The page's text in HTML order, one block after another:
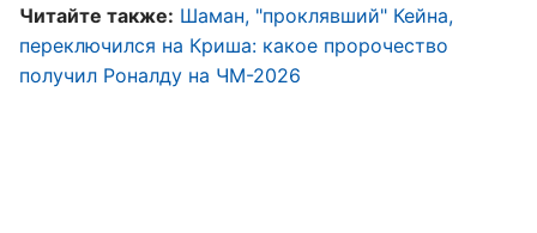
Читайте также: Шаман, "проклявший" Кейна,
переключился на Криша: какое пророчество
получил Роналду на ЧМ-2026